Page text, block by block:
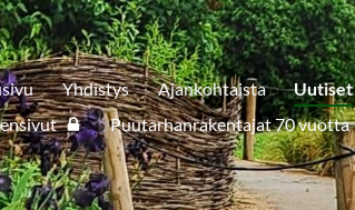
Yhdistys Ajankohtaista Uutiset
Puutarhanrakentajat 70 vuotta